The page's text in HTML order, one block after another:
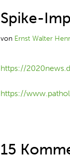
Spike-
von Ernst Walter
https://
https://
15